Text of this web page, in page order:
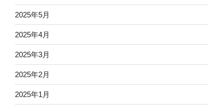
2025年5月
2025年4月
2025年3月
2025年2月
2025年1月